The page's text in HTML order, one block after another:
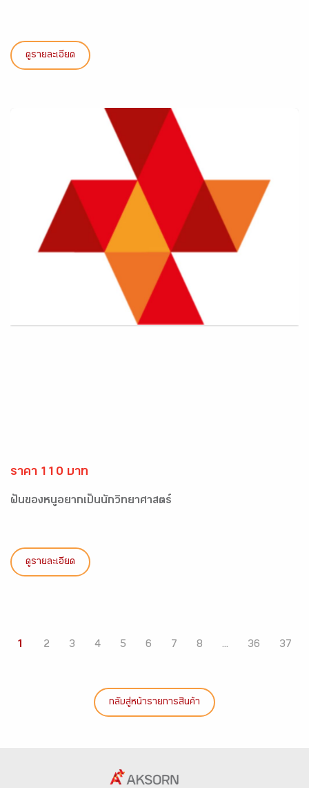
ดูรายละเอียด
ราคา 110 บาท
ฝันของหนูอยากเป็นนักวิทยาศาสตร์
ดูรายละเอียด
1 2 3 4 5 6 7 8 ... 36 37
กลับสู่หน้ารายการสินค้า